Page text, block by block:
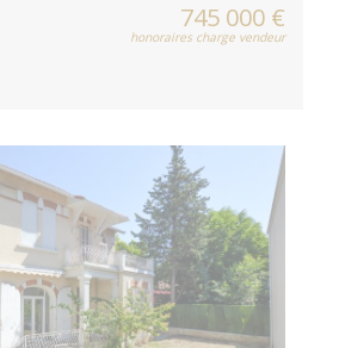
745 000 €
honoraires charge vendeur